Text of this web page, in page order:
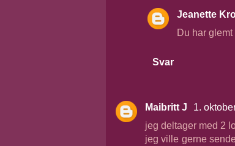
Jeanette
Du har
Svar
Maibritt J
1.
jeg deltager med 2
jeg ville gerne